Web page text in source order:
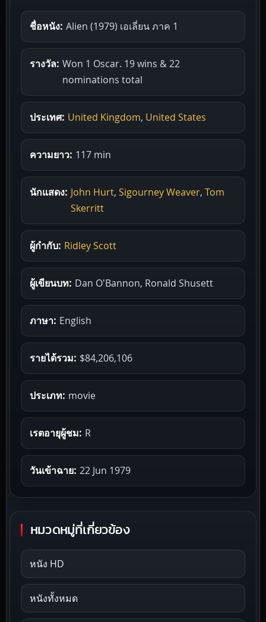
ชื่อหนัง: Alien (1979) เอเลี่ยน ภาค 1
รางวัล: Won 1 Oscar. 19 wins & 22
nominations total
ประเทศ: United Kingdom, United States
ความยาว: 117 min
นักแสดง: John Hurt, Sigourney Weaver, Tom
Skerritt
ผู้กำกับ: Ridley Scott
ผู้เขียนบท: Dan O'Bannon, Ronald Shusett
ภาษา: English
รายได้รวม: $84,206,106
ประเภท: movie
เรตอายุผู้ชม: R
วันเข้าฉาย: 22 Jun 1979
หมวดหมู่ที่เกี่ยวข้อง
หนัง HD
หนังทั้งหมด